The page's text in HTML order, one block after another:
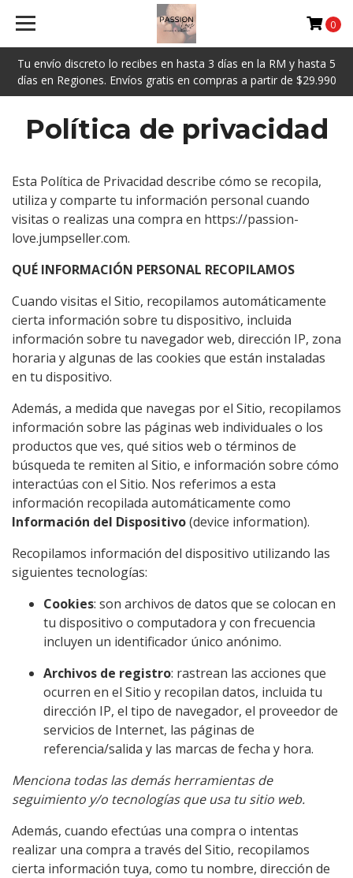
Tu envío discreto lo recibes en hasta 3 días en la RM y hasta 5
días en Regiones. Envíos gratis en compras a partir de $29.990
0
Política de privacidad
Esta Política de Privacidad describe cómo se recopila,
utiliza y comparte tu información personal cuando
visitas o realizas una compra en https://passion-
love.jumpseller.com.
QUÉ INFORMACIÓN PERSONAL RECOPILAMOS
Cuando visitas el Sitio, recopilamos automáticamente
cierta información sobre tu dispositivo, incluida
información sobre tu navegador web, dirección IP, zona
horaria y algunas de las cookies que están instaladas
en tu dispositivo.
Además, a medida que navegas por el Sitio, recopilamos
información sobre las páginas web individuales o los
productos que ves, qué sitios web o términos de
búsqueda te remiten al Sitio, e información sobre cómo
interactúas con el Sitio. Nos referimos a esta
información recopilada automáticamente como
Información del Dispositivo(device information).
Recopilamos información del dispositivo utilizando las
siguientes tecnologías:
Cookies: son archivos de datos que se colocan en
tu dispositivo o computadora y con frecuencia
incluyen un identificador único anónimo.
Archivos de registro: rastrean las acciones que
ocurren en el Sitio y recopilan datos, incluida tu
dirección IP, el tipo de navegador, el proveedor de
servicios de Internet, las páginas de
referencia/salida y las marcas de fecha y hora.
Menciona todas las demás herramientas de
seguimiento y/o tecnologías que usa tu sitio web.
Además, cuando efectúas una compra o intentas
realizar una compra a través del Sitio, recopilamos
cierta información tuya, como tu nombre, dirección de